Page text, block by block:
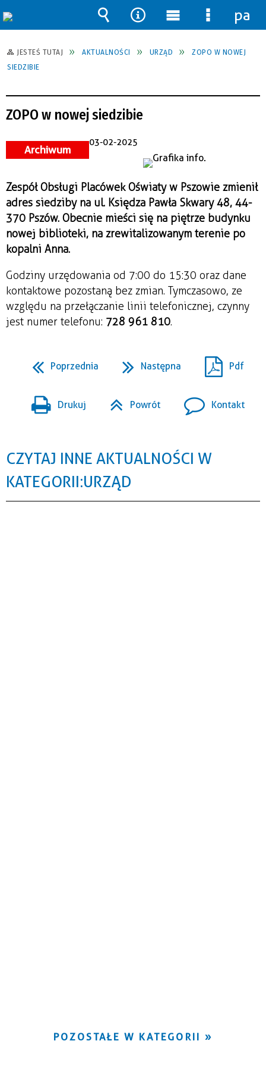
JESTEŚ TUTAJ AKTUALNOŚCI URZĄD
ZOPO W NOWEJ
SIEDZIBIE
ZOPO w nowej siedzibie
Archiwum
03-02-2025
Zespół Obsługi Placówek Oświaty w Pszowie zmienił
adres siedziby na ul. Księdza Pawła Skwary 48, 44-
370 Pszów. Obecnie mieści się na piętrze budynku
nowej biblioteki, na zrewitalizowanym terenie po
kopalni Anna.
Godziny urzędowania od 7:00 do 15:30 oraz dane
kontaktowe pozostaną bez zmian. Tymczasowo, ze
względu na przełączanie linii telefonicznej, czynny
jest numer telefonu: 728 961 810.
Poprzednia Następna Pdf
Drukuj Powrót Kontakt
CZYTAJ INNE AKTUALNOŚCI W
KATEGORII: URZĄD
POZOSTAŁE W KATEGORII
Wyszukiwarka
Narzędzia
Menu
główne
Menu